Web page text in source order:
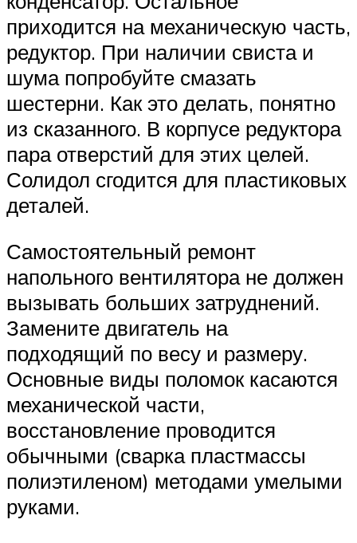
приходится на механическую часть,
редуктор. При наличии свиста и
шума попробуйте смазать
шестерни. Как это делать, понятно
из сказанного. В корпусе редуктора
пара отверстий для этих целей.
Солидол сгодится для пластиковых
деталей.
Самостоятельный ремонт
напольного вентилятора не должен
вызывать больших затруднений.
Замените двигатель на
подходящий по весу и размеру.
Основные виды поломок касаются
механической части,
восстановление проводится
обычными (сварка пластмассы
полиэтиленом) методами умелыми
руками.